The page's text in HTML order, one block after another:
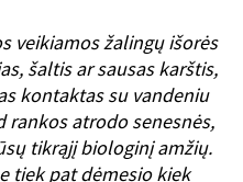
veikiamos žalingų išorės
šaltis ar sausas karštis,
kontaktas su vandeniu
rankos atrodo senesnės,
tikrąjį biologinį amžių.
tiek pat dėmesio kiek